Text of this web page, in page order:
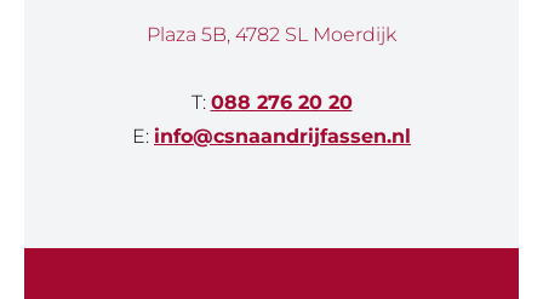
Plaza 5B, 4782 SL Moerdijk
T: 088 276 20 20
E: info@csnaandrijfassen.nl